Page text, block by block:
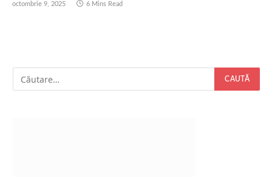
octombrie 9, 2025 6 Mins Read